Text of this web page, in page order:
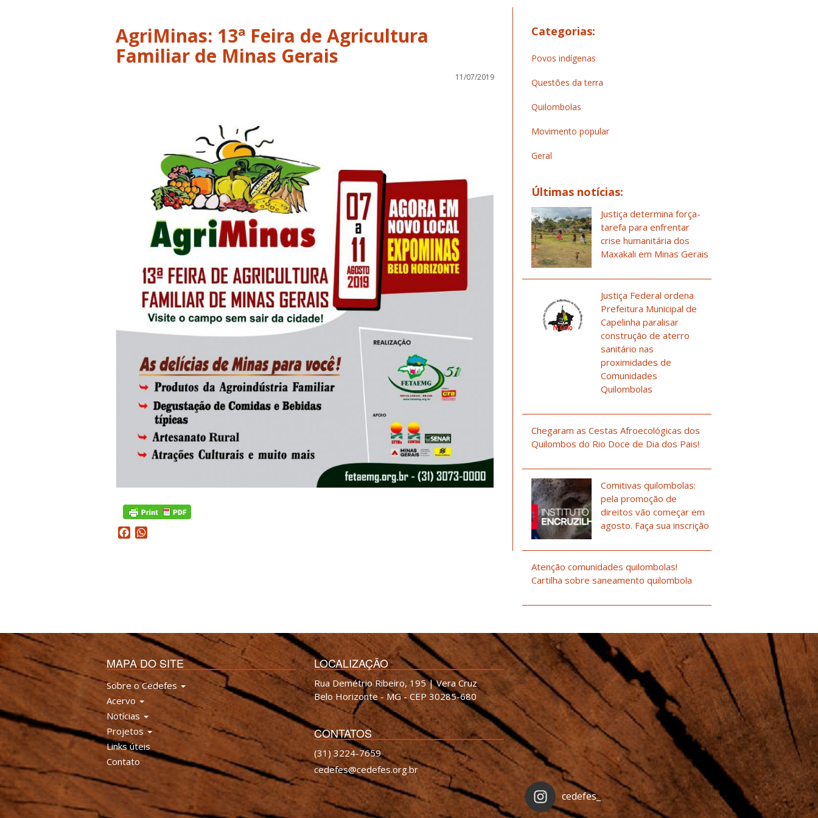
AgriMinas: 13ª Feira de Agricultura
Familiar de Minas Gerais
11/07/2019
Facebook
Categorias:
Povos indígenas
Questões da terra
Quilombolas
Movimento popular
Geral
Últimas notícias:
Justiça determina força-
tarefa para enfrentar
crise humanitária dos
Maxakali em Minas Gerais
Justiça Federal ordena
Prefeitura Municipal de
Capelinha paralisar
construção de aterro
sanitário nas
proximidades de
Comunidades
Quilombolas
Chegaram as Cestas Afroecológicas dos
Quilombos do Rio Doce de Dia dos Pais!
Comitivas quilombolas:
pela promoção de
direitos vão começar em
agosto. Faça sua inscrição
Atenção comunidades quilombolas!
Cartilha sobre saneamento quilombola
MAPA DO SITE
Sobre o Cedefes
Acervo
Notícias
Projetos
Links úteis
Contato
LOCALIZAÇÃO
Rua Demétrio Ribeiro, 195 | Vera Cruz
Belo Horizonte - MG - CEP 30285-680
CONTATOS
(31) 3224-7659
cedefes@cedefes.org.br
cedefes_